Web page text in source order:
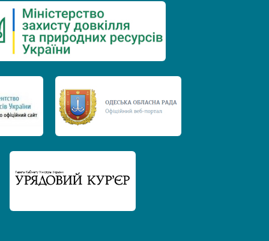
Міжнародний день боротьби проти
гребель